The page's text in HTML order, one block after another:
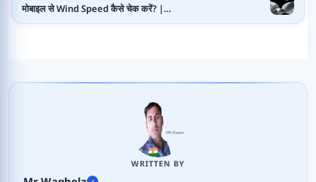
मोबाइल से Wind Speed कैसे चेक करें? |…
WRITTEN BY